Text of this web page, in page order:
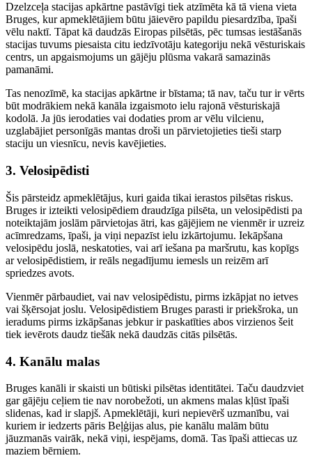
Dzelzceļa stacijas apkārtne pastāvīgi tiek atzīmēta kā tā viena vieta
Bruges, kur apmeklētājiem būtu jāievēro papildu piesardzība, īpaši
vēlu naktī. Tāpat kā daudzās Eiropas pilsētās, pēc tumsas iestāšanās
stacijas tuvums piesaista citu iedzīvotāju kategoriju nekā vēsturiskais
centrs, un apgaismojums un gājēju plūsma vakarā samazinās
pamanāmi.
Tas nenozīmē, ka stacijas apkārtne ir bīstama; tā nav, taču tur ir vērts
būt modrākiem nekā kanāla izgaismoto ielu rajonā vēsturiskajā
kodolā. Ja jūs ierodaties vai dodaties prom ar vēlu vilcienu,
uzglabājiet personīgās mantas droši un pārvietojieties tieši starp
staciju un viesnīcu, nevis kavējieties.
3. Velosipēdisti
Šis pārsteidz apmeklētājus, kuri gaida tikai ierastos pilsētas riskus.
Bruges ir izteikti velosipēdiem draudzīga pilsēta, un velosipēdisti pa
noteiktajām joslām pārvietojas ātri, kas gājējiem ne vienmēr ir uzreiz
acīmredzams, īpaši, ja viņi nepazīst ielu izkārtojumu. Iekāpšana
velosipēdu joslā, neskatoties, vai arī iešana pa maršrutu, kas kopīgs
ar velosipēdistiem, ir reāls negadījumu iemesls un reizēm arī
spriedzes avots.
Vienmēr pārbaudiet, vai nav velosipēdistu, pirms izkāpjat no ietves
vai šķērsojat joslu. Velosipēdistiem Bruges parasti ir priekšroka, un
ieradums pirms izkāpšanas jebkur ir paskatīties abos virzienos šeit
tiek ievērots daudz tiešāk nekā daudzās citās pilsētās.
4. Kanālu malas
Bruges kanāli ir skaisti un būtiski pilsētas identitātei. Taču daudzviet
gar gājēju ceļiem tie nav norobežoti, un akmens malas kļūst īpaši
slidenas, kad ir slapjš. Apmeklētāji, kuri nepievērš uzmanību, vai
kuriem ir iedzerts pāris Beļģijas alus, pie kanālu malām būtu
jāuzmanās vairāk, nekā viņi, iespējams, domā. Tas īpaši attiecas uz
maziem bērniem.